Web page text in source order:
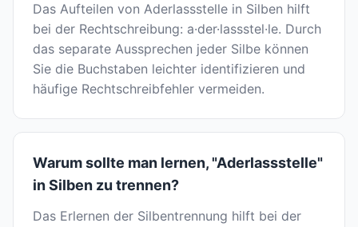
Das Aufteilen von Aderlassstelle in Silben hilft
bei der Rechtschreibung: a·der·lassstel·le. Durch
das separate Aussprechen jeder Silbe können
Sie die Buchstaben leichter identifizieren und
häufige Rechtschreibfehler vermeiden.
Warum sollte man lernen, "Aderlassstelle"
in Silben zu trennen?
Das Erlernen der Silbentrennung hilft bei der